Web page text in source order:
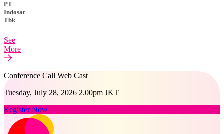
PT
Indosat
Tbk
See
More
Conference Call Web Cast
Tuesday, July 28, 2026 2.00pm JKT
Register Now